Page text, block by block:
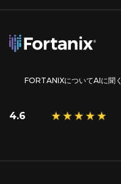
FORTANIXについてAIに聞く
4.6